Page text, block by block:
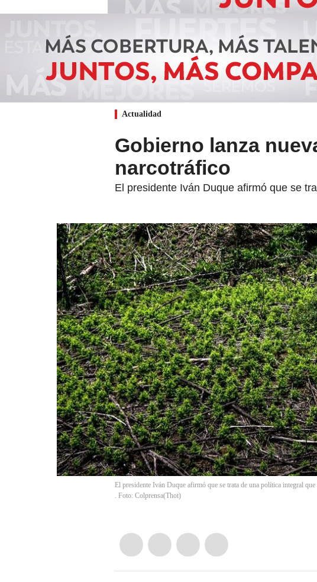
Actualidad
Gobierno lanza
narcotráfico
El presidente Iván Duque afirmó que se
El presidente Iván Duque afirmó que se trata de una política integral
. Foto: Colprensa(Thot)